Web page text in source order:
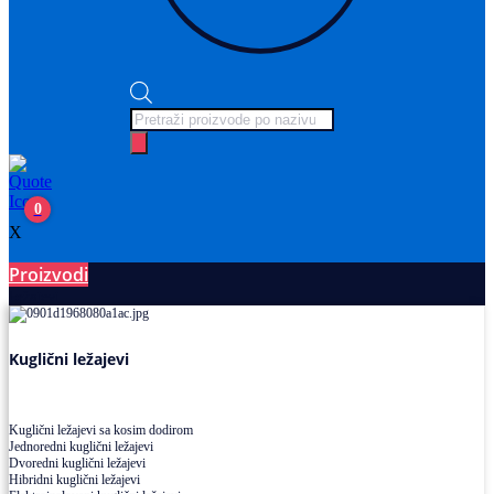
Products
search
0
X
Proizvodi
Kuglični ležajevi
Kuglični ležajevi sa kosim dodirom
Jednoredni kuglični ležajevi
Dvoredni kuglični ležajevi
Hibridni kuglični ležajevi